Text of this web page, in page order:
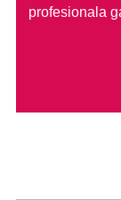
profesionala